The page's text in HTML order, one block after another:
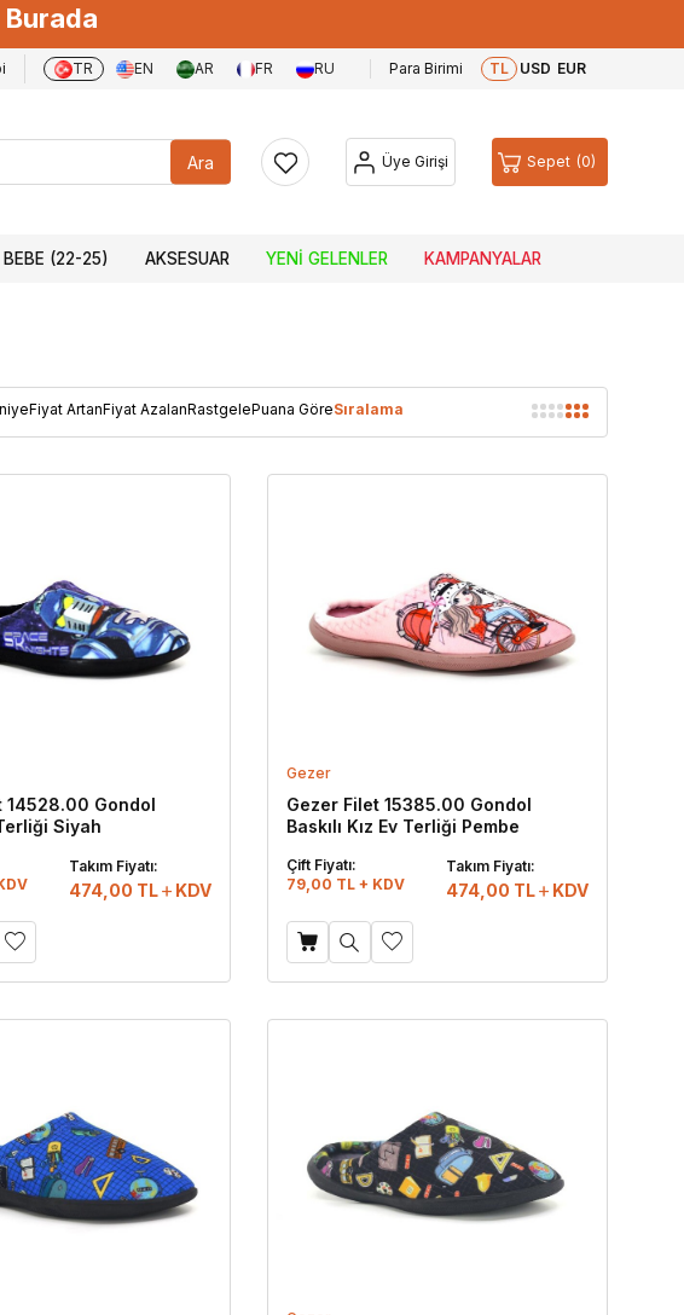
TR EN AR FR RU Para Birimi TL USD EUR
Ara Üye Girişi Sepet 0
BEBE (22-25) AKSESUAR YENI GELENLER KAMPANYALAR
Fiyat ArtanFiyat AzalanRastgelePuana GöreSıralama
14528.00 Gondol
Siyah
Takım Fiyatı:
474,00 TL KDV
Gezer
Gezer Filet 15385.00 Gondol
Baskılı Kız Ev Terliği Pembe
Çift Fiyatı:
79,00 TL + KDV
Takım Fiyatı:
474,00 TL KDV